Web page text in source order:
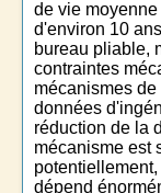
de vie
d'environ 10
bureau pliable,
contraintes
mécanismes
données
réduction de la
mécanisme est
dépend